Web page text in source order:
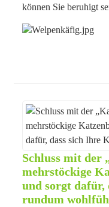
können Sie beruhigt
Schluss mit der
mehrstöckige
und sorgt dafür,
rundum